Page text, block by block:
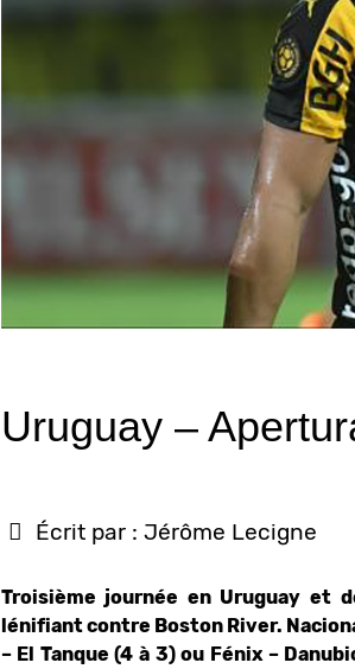
Uruguay –
Écrit par : Jérôme Lecigne
Troisième journée en Uruguay et
lénifiant contre Boston River.
– El Tanque (4 à 3) ou Fénix –